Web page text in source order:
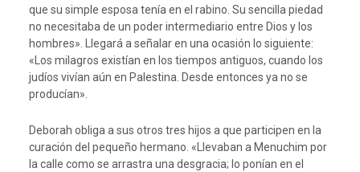
que su simple esposa tenía en el rabino. Su sencilla piedad
no necesitaba de un poder intermediario entre Dios y los
hombres». Llegará a señalar en una ocasión lo siguiente:
«Los milagros existían en los tiempos antiguos, cuando los
judíos vivían aún en Palestina. Desde entonces ya no se
producían».
Deborah obliga a sus otros tres hijos a que participen en la
curación del pequeño hermano. «Llevaban a Menuchim por
la calle como se arrastra una desgracia; lo ponían en el